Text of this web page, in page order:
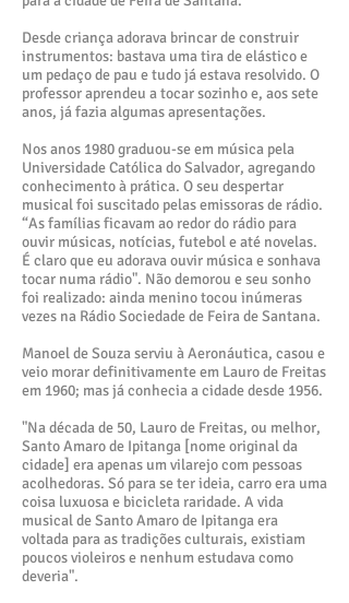
Desde criança adorava brincar de construir
instrumentos: bastava uma tira de elástico e
um pedaço de pau e tudo já estava resolvido. O
professor aprendeu a tocar sozinho e, aos sete
anos, já fazia algumas apresentações.
Nos anos 1980 graduou-se em música pela
Universidade Católica do Salvador, agregando
conhecimento à prática. O seu despertar
musical foi suscitado pelas emissoras de rádio.
“As famílias ficavam ao redor do rádio para
ouvir músicas, notícias, futebol e até novelas.
É claro que eu adorava ouvir música e sonhava
tocar numa rádio". Não demorou e seu sonho
foi realizado: ainda menino tocou inúmeras
vezes na Rádio Sociedade de Feira de Santana.
Manoel de Souza serviu à Aeronáutica, casou e
veio morar definitivamente em Lauro de Freitas
em 1960; mas já conhecia a cidade desde 1956.
"Na década de 50, Lauro de Freitas, ou melhor,
Santo Amaro de Ipitanga [nome original da
cidade] era apenas um vilarejo com pessoas
acolhedoras. Só para se ter ideia, carro era uma
coisa luxuosa e bicicleta raridade. A vida
musical de Santo Amaro de Ipitanga era
voltada para as tradições culturais, existiam
poucos violeiros e nenhum estudava como
deveria".